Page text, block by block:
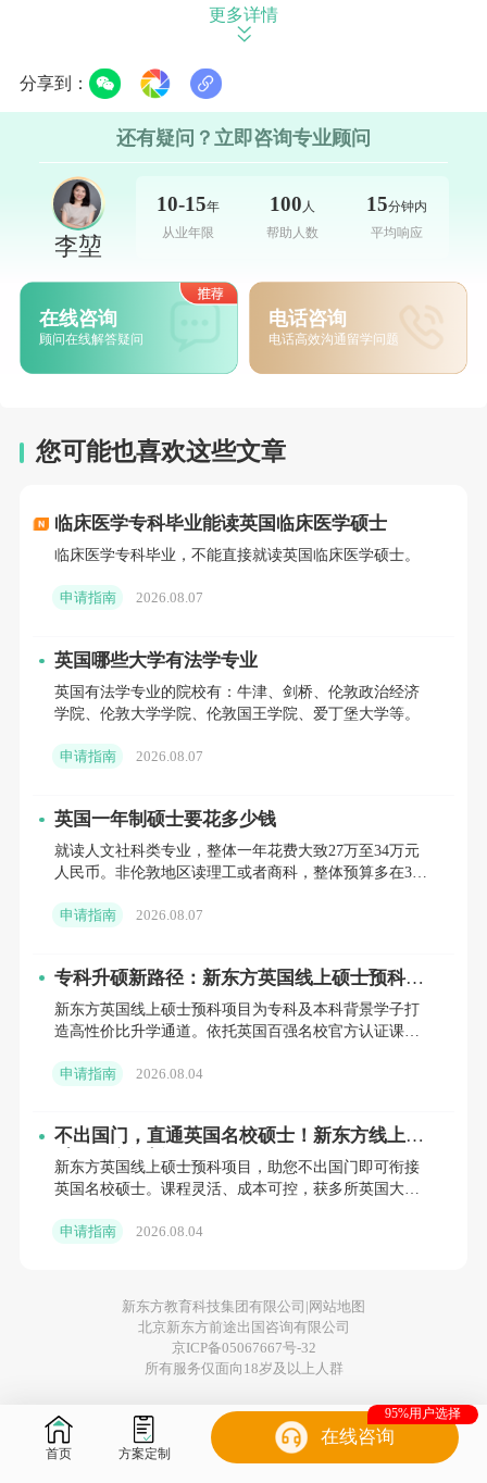
5. 财务准备：英国的研究生课程的学费通常较高，因此
你需要提前做好财务规划，包括学费、生活费、签证
费、机票费等。
英国的研究生课程涵盖了各个学科领域，以下是一些热
门的专业：
如伦敦商学院、牛津大学赛德商学院和
牛津大学、帝国理工学院和南安普顿大学等。
4. 工程与技术：英国的工程学专业在全球也有很高的声
誉，如剑桥大学、帝国理工学院和曼彻斯特大学等。
5. 艺术与设计：英国的艺术与设计专业也是全球最优秀
总的来说，去英国留学考研需要做好充分的准备，选择
适合自己的专业，以便在英国的学习生活中取得成功。
更多详情
分享到：
还有疑问？立即咨询专业顾问
李堃
10-15年
从业年限
100 人
帮助人数
15分钟内
平均响应
在线咨询
顾问在线解答疑问
电话咨询
电话高效沟通留学问题
您可能也喜欢这些文章
临床医学专科毕业能读英国临床医学硕士
临床医学专科毕业，不能直接就读英国临床医学硕士。
申请指南 2026.08.07
英国哪些大学有法学专业
英国有法学专业的院校有：牛津、剑桥、伦敦政治经济
学院、伦敦大学学院、伦敦国王学院、爱丁堡大学等。
申请指南 2026.08.07
英国一年制硕士要花多少钱
就读人文社科类专业，整体一年花费大致27万至34万元
人民币。非伦敦地区读理工或者商科，整体预算多在34
销38万
申请指南 2026.08.07
专科升硕新路径：新东方英国线上硕士预科，
低成本撬动世界百强名校
新东方英国线上硕士预科项目为专科及本科背景学子打
造高性价比升学通道。依托英国百强名校官方认证课
多领域，无缝衔接伯
申请指南 2026.08.04
不出国门，直通英国名校硕士！新东方线上预
科项目全解析
新东方英国线上硕士预科项目，助您不出国门即可衔接
英国名校硕士。课程灵活、成本可控，获多所英国大学
教学支持。立即咨
申请指南 2026.08.04
新东方教育科技集团有限公司| 网站地图
北京新东方前途出国咨询有限公司
京ICP备05067667号-32
所有服务仅面向18岁及以上人群
首页 方案定制
在线咨询
95%用户选择